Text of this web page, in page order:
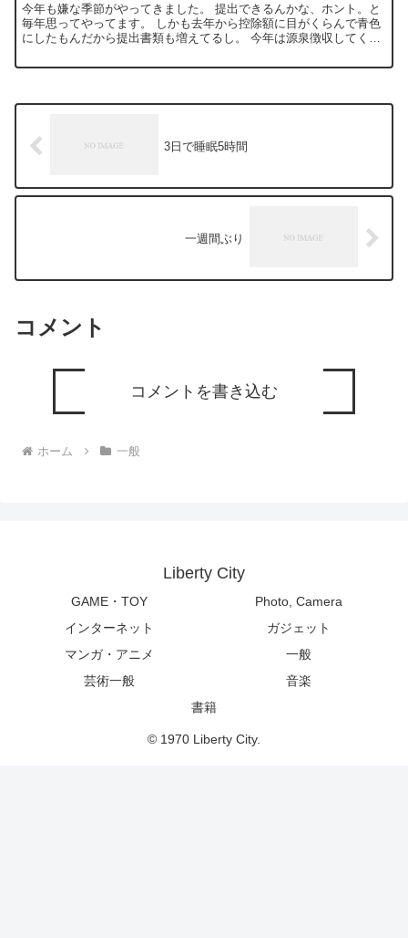
今年も嫌な季節がやってきました。 提出できるんかな、ホント。と
毎年思ってやってます。 しかも去年から控除額に目がくらんで青色
にしたもんだから提出書類も増えてるし。 今年は源泉徴収してくれ
3日で睡眠5時間
一週間ぶり
コメント
コメントを書き込む
ホーム 一般
Liberty City
GAME・TOY
Photo, Camera
インターネット
ガジェット
マンガ・アニメ
一般
芸術一般
音楽
書籍
© 1970 Liberty City.